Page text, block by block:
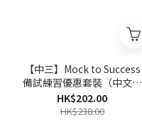
【中三】Mock to Success
備試練習優惠套裝（中文及
數學）(Joint Us)
HK$202.00
HK$238.00